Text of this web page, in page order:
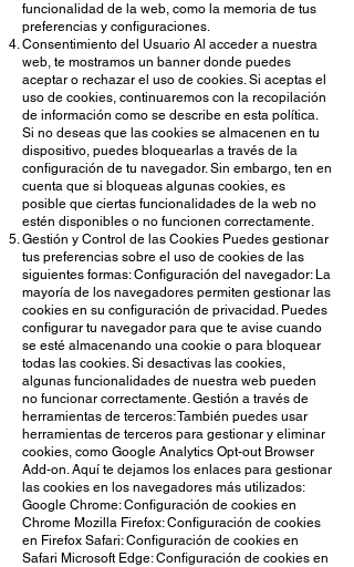
funcionalidad de la web, como la memoria de tus
preferencias y configuraciones.
Consentimiento del Usuario Al acceder a nuestra
web, te mostramos un banner donde puedes
aceptar o rechazar el uso de cookies. Si aceptas el
uso de cookies, continuaremos con la recopilación
de información como se describe en esta política.
Si no deseas que las cookies se almacenen en tu
dispositivo, puedes bloquearlas a través de la
configuración de tu navegador. Sin embargo, ten en
cuenta que si bloqueas algunas cookies, es
posible que ciertas funcionalidades de la web no
estén disponibles o no funcionen correctamente.
Gestión y Control de las Cookies Puedes gestionar
tus preferencias sobre el uso de cookies de las
siguientes formas: Configuración del navegador: La
mayoría de los navegadores permiten gestionar las
cookies en su configuración de privacidad. Puedes
configurar tu navegador para que te avise cuando
se esté almacenando una cookie o para bloquear
todas las cookies. Si desactivas las cookies,
algunas funcionalidades de nuestra web pueden
no funcionar correctamente. Gestión a través de
herramientas de terceros: También puedes usar
herramientas de terceros para gestionar y eliminar
cookies, como Google Analytics Opt-out Browser
Add-on. Aquí te dejamos los enlaces para gestionar
las cookies en los navegadores más utilizados:
Google Chrome: Configuración de cookies en
Chrome Mozilla Firefox: Configuración de cookies
en Firefox Safari: Configuración de cookies en
Safari Microsoft Edge: Configuración de cookies en